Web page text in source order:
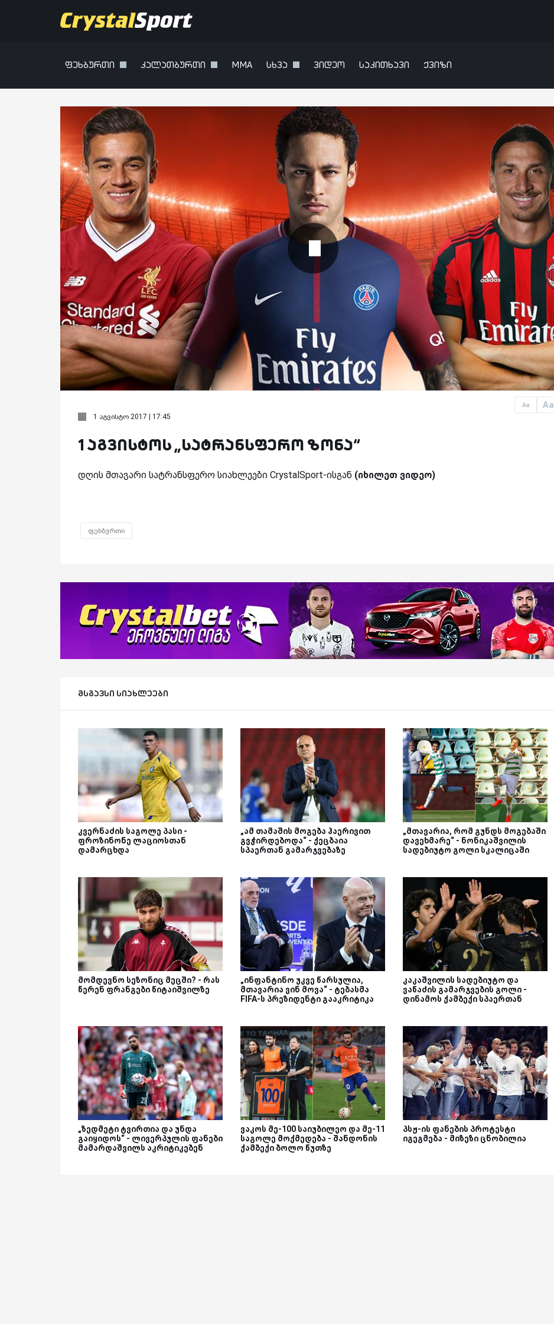
ფეხბურთი კალათბურთი MMA სხვა ვიდეო საკითხავი ქვიზი
Aa Aa
1 აგვისტო 2017 | 17:45
1 აგვისტოს „სატრანსფერო ზონა“
დღის მთავარი სატრანსფერო სიახლეები CrystalSport-ისგან (იხილეთ ვიდეო)
ფეხბურთი
მსგავსი სიახლეები
კვერნაძის საგოლე პასი -
ფროზინონე ლაციოსთან
დამარცხდა
„ამ თამაშის მოგება ჰაერივით
გვჭირდებოდა“ - ქეცბაია
სპაერთან გამარჯვებაზე
„მთავარია, რომ გუნდს მოგებაში
დავეხმარე“ - ნონიკაშვილის
სადებიუტო გოლი სკალიცაში
მომდევნო სეზონიც მეცში? - რას
წერენ ფრანგები წიტაიშვილზე
„ინფანტინო უკვე წარსულია,
მთავარია ვინ მოვა“ - ტებასმა
FIFA-ს პრეზიდენტი გააკრიტიკა
კაკაშვილის სადებიუტო და
ვაწაძის გამარჯვების გოლი -
დინამოს ქამბექი სპაერთან
„ზედმეტი ტვირთია და უნდა
გაიყიდოს“ - ლივერპულის ფანები
მამარდაშვილს აკრიტიკებენ
ვაკოს მე-100 საიუბილეო და მე-11
საგოლე მოქმედება - შანდონის
ქამბექი ბოლო წუთზე
პსჟ-ის ფანების პროტესტი
იგეგმება - მიზეზი ცნობილია